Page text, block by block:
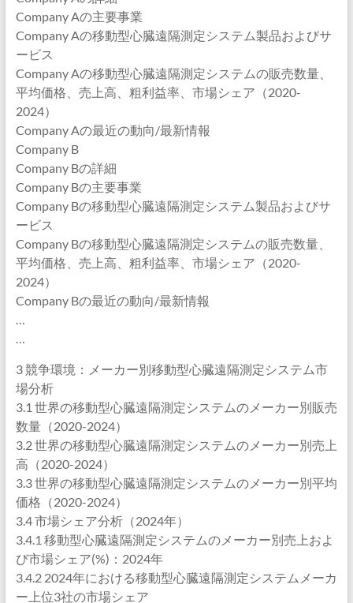
Company Aの主要事業
Company Aの移動型心臓遠隔測定システム製品およびサ
ービス
Company Aの移動型心臓遠隔測定システムの販売数量、
平均価格、売上高、粗利益率、市場シェア（2020-
2024）
Company Aの最近の動向/最新情報
Company B
Company Bの詳細
Company Bの主要事業
Company Bの移動型心臓遠隔測定システム製品およびサ
ービス
Company Bの移動型心臓遠隔測定システムの販売数量、
平均価格、売上高、粗利益率、市場シェア（2020-
2024）
Company Bの最近の動向/最新情報
…
…
3 競争環境：メーカー別移動型心臓遠隔測定システム市
場分析
3.1 世界の移動型心臓遠隔測定システムのメーカー別販売
数量（2020-2024）
3.2 世界の移動型心臓遠隔測定システムのメーカー別売上
高（2020-2024）
3.3 世界の移動型心臓遠隔測定システムのメーカー別平均
価格（2020-2024）
3.4 市場シェア分析（2024年）
3.4.1 移動型心臓遠隔測定システムのメーカー別売上およ
び市場シェア(%)：2024年
3.4.2 2024年における移動型心臓遠隔測定システムメーカ
ー上位3社の市場シェア